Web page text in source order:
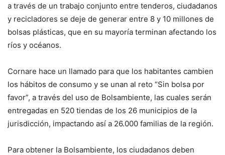
a través de un trabajo conjunto entre tenderos, ciudadanos
y recicladores se deje de generar entre 8 y 10 millones de
bolsas plásticas, que en su mayoría terminan afectando los
ríos y océanos.
Cornare hace un llamado para que los habitantes cambien
los hábitos de consumo y se unan al reto “Sin bolsa por
favor”, a través del uso de Bolsambiente, las cuales serán
entregadas en 520 tiendas de los 26 municipios de la
jurisdicción, impactando así a 26.000 familias de la región.
Para obtener la Bolsambiente, los ciudadanos deben